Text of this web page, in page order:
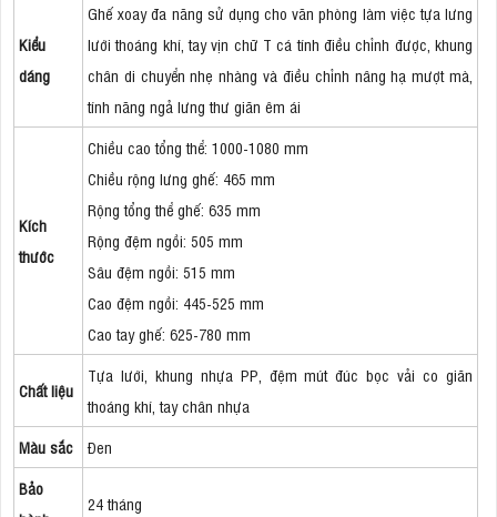
Kiểu
dáng
Ghế xoay đa năng sử dụng cho văn phòng làm việc tựa lưng
lưới thoáng khí, tay vịn chữ T cá tính điều chỉnh được, khung
chân di chuyển nhẹ nhàng và điều chỉnh nâng hạ mượt mà,
tính năng ngả lưng thư giãn êm ái
Kích
thước
Chiều cao tổng thể: 1000-1080 mm
Chiều rộng lưng ghế: 465 mm
Rộng tổng thể ghế: 635 mm
Rộng đệm ngồi: 505 mm
Sâu đệm ngồi: 515 mm
Cao đệm ngồi: 445-525 mm
Cao tay ghế: 625-780 mm
Chất liệu
Tựa lưới, khung nhựa PP, đệm mút đúc bọc vải co giãn
thoáng khí, tay chân nhựa
Màu sắc
Đen
Bảo
24 tháng